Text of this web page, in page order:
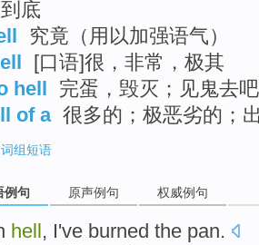
底
究竟（用以加强语气）
[口语]很，非常，极其
hell
完蛋，毁灭；见鬼去吧
of a 很多的；极恶劣的；
词组短语
例句 原声例句 权威例句
hell, I've burned the pan.